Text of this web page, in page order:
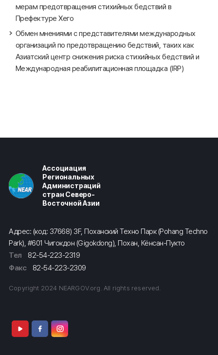
мерам предотвращения стихийных бедствий в
Префектуре Хего
Обмен мнениями с представителями международных
организаций по предотвращению бедствий, таких как
Азиатский центр снижения риска стихийных бедствий и
Международная реабилитационная площадка (IRP)
Ассоциация
Региональных
Администраций
стран Северо-
Восточной Азии
Адрес: (код: 37668) 3F, Поханский Техно Парк (Pohang Techno
Park), #601 Чигокдон (Gigokdong), Похан, Кёнсан-Пукто
Тел
82-54-223-2319
Факс
82-54-223-2309
Copyright 2024 NEARGOV.org. All rights reserved.